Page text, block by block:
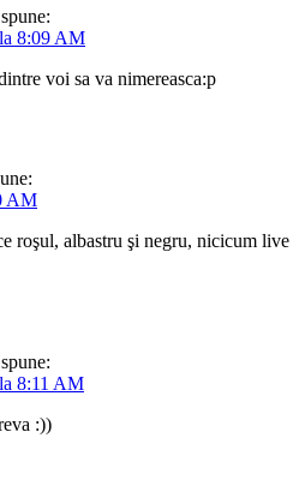
spune:
8:09 AM
voi sa va nimereasca:p
AM
roşul, albastru şi negru, nicicum live
spune:
8:11 AM
:))